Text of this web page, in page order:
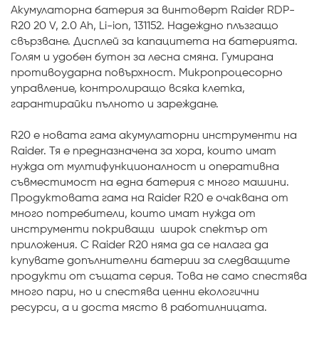
Акумулаторна батерия за винтоверт Raider RDP-
R20 20 V, 2.0 Ah, Li-ion, 131152. Надеждно плъзгащо
свързване. Дисплей за капацитета на батерията.
Голям и удобен бутон за лесна смяна. Гумирана
противоударна повърхност. Микропроцесорно
управление, контролиращо всяка клетка,
гарантирайки пълното и зареждане.
R20 e новата гама акумулаторни инструменти на
Raider. Тя е предназначена за хора, които имат
нужда от мултифункционалност и оперативна
съвместимост на една батерия с много машини.
Продуктовата гама на Raider R20 е очаквана от
много потребители, които имат нужда от
инструменти покриващи широк спектър от
приложения. С Raider R20 няма да се налага да
купувате допълнителни батерии за следващите
продукти от същата серия. Това не само спестява
много пари, но и спестява ценни екологични
ресурси, а и доста място в работилницата.